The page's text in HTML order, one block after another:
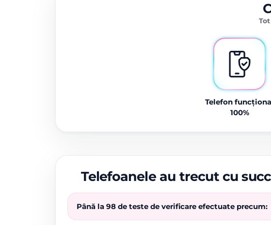
Telefon
100%
Telefoanele au trecut cu
Până la 98 de teste de verificare efectuate precum: